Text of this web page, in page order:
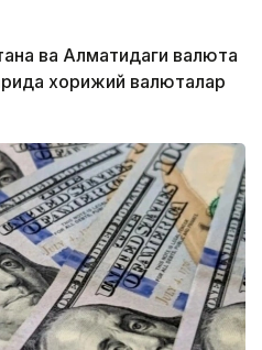
ва Алматидаги валюта
хорижий валюталар